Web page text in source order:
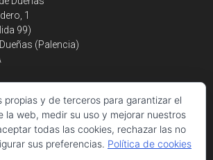
1
99)
(Palencia)
780 980
a 16:00
propias y de terceros para garantizar el
la web, medir su uso y mejorar nuestros
todas las cookies, rechazar las no
sus preferencias. Política de cookies